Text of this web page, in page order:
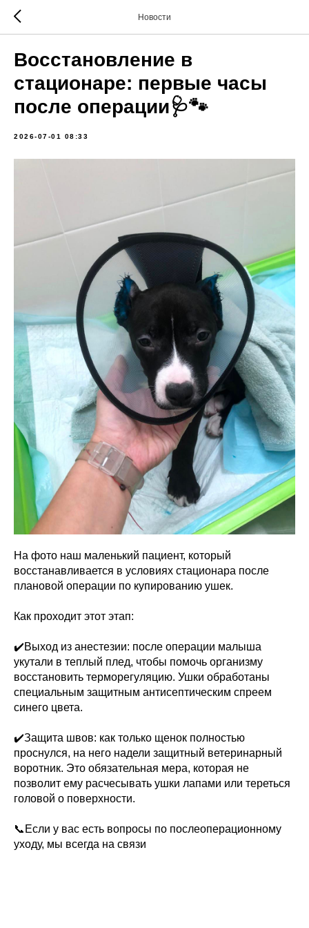
Новости
Восстановление в
стационаре: первые часы
после операции🩺🐾
2026-07-01 08:33
На фото наш маленький пациент, который
восстанавливается в условиях стационара после
плановой операции по купированию ушек.
Как проходит этот этап:
✔️Выход из анестезии: после операции малыша
укутали в теплый плед, чтобы помочь организму
восстановить терморегуляцию. Ушки обработаны
специальным защитным антисептическим спреем
синего цвета.
✔️Защита швов: как только щенок полностью
проснулся, на него надели защитный ветеринарный
воротник. Это обязательная мера, которая не
позволит ему расчесывать ушки лапами или тереться
головой о поверхности.
📞Если у вас есть вопросы по послеоперационному
уходу, мы всегда на связи